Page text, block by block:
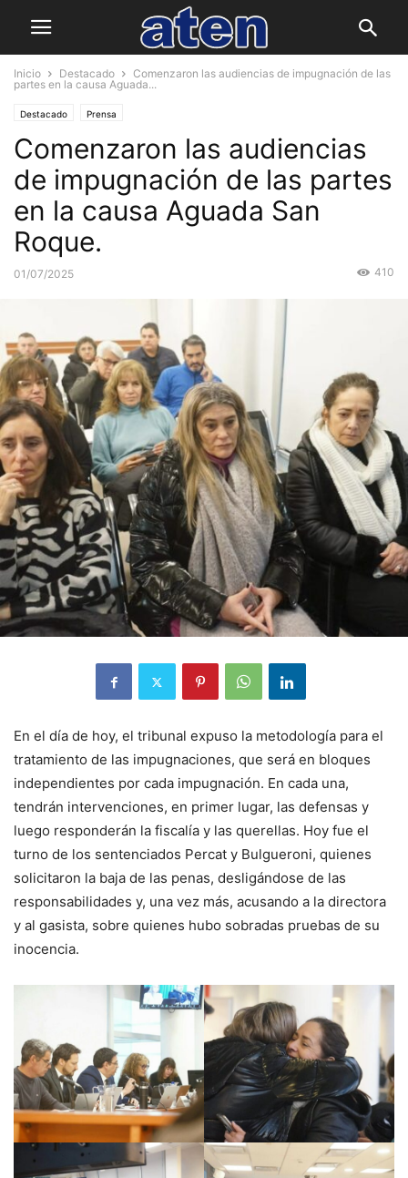
Inicio Destacado
Comenzaron las audiencias de impugnación de las
partes en la causa Aguada...
Destacado Prensa
Comenzaron las audiencias
de impugnación de las partes
en la causa Aguada San
Roque.
01/07/2025 410
En el día de hoy, el tribunal expuso la metodología para el
tratamiento de las impugnaciones, que será en bloques
independientes por cada impugnación. En cada una,
tendrán intervenciones, en primer lugar, las defensas y
luego responderán la fiscalía y las querellas. Hoy fue el
turno de los sentenciados Percat y Bulgueroni, quienes
solicitaron la baja de las penas, desligándose de las
responsabilidades y, una vez más, acusando a la directora
y al gasista, sobre quienes hubo sobradas pruebas de su
inocencia.